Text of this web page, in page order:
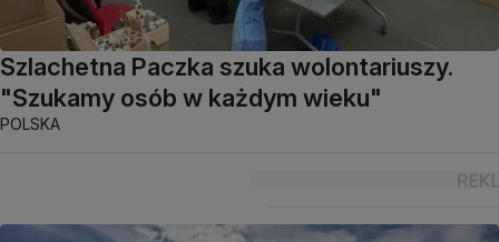
Szlachetna Paczka szuka wolontariuszy.
"Szukamy osób w każdym wieku"
POLSKA